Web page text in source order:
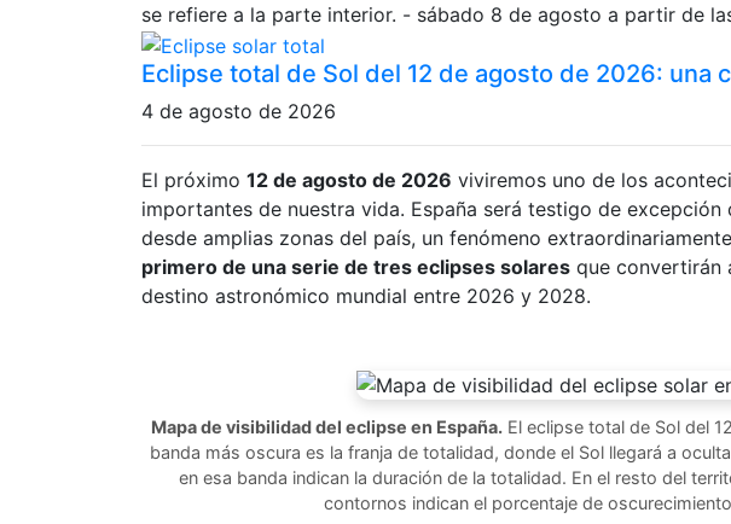
se refiere a la parte interior. - sábado 8 de agosto a partir de
Eclipse total de Sol del 12 de agosto de 2026: una
4 de agosto de 2026
El próximo 12 de agosto de 2026 viviremos uno de los
importantes de nuestra vida. España será testigo de
desde amplias zonas del país, un fenómeno
primero de una serie de tres eclipses solares que convertirán
destino astronómico mundial entre 2026 y 2028.
Mapa de visibilidad del eclipse en España. El eclipse total de Sol del
banda más oscura es la franja de totalidad, donde el Sol llegará a
en esa banda indican la duración de la totalidad. En el resto del
contornos indican el porcentaje de